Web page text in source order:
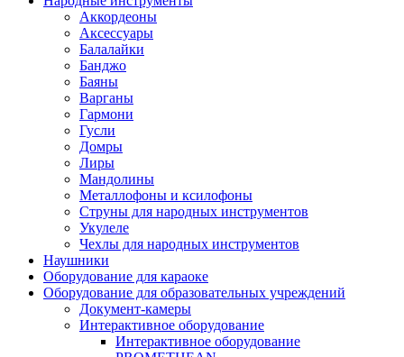
Аккордеоны
Аксессуары
Балалайки
Банджо
Баяны
Варганы
Гармони
Гусли
Домры
Лиры
Мандолины
Металлофоны и ксилофоны
Струны для народных инструментов
Укулеле
Чехлы для народных инструментов
Наушники
Оборудование для караоке
Оборудование для образовательных учреждений
Документ-камеры
Интерактивное оборудование
Интерактивное оборудование